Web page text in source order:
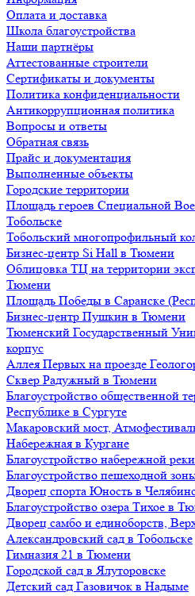
Оплата и доставка
Школа благоустройства
Наши партнёры
Аттестованные строители
Сертификаты и документы
Политика конфиденциальности
Антикоррупционная политика
Вопросы и ответы
Обратная связь
Прайс и документация
Выполненные объекты
Городские территории
Площадь героев Специальной
Тобольске
Тобольский многопрофильный
Бизнес-центр Si Hall в Тюмени
Облицовка ТЦ на территории
Тюмени
Площадь Победы в Саранске
Бизнес-центр Пушкин в Тюмени
Тюменский Государственный
корпус
Аллея Первых на проезде
Сквер Радужный в Тюмени
Благоустройство общественной
Республике в Сургуте
Макаровский мост,
Набережная в Кургане
Благоустройство набережной
Благоустройство пешеходной
Дворец спорта Юность в
Благоустройство озера Тихое в
Дворец самбо и единоборств,
Александровский сад в Тобольске
Гимназия 21 в Тюмени
Городской сад в Ялуторовске
Детский сад Газовичок в Надыме